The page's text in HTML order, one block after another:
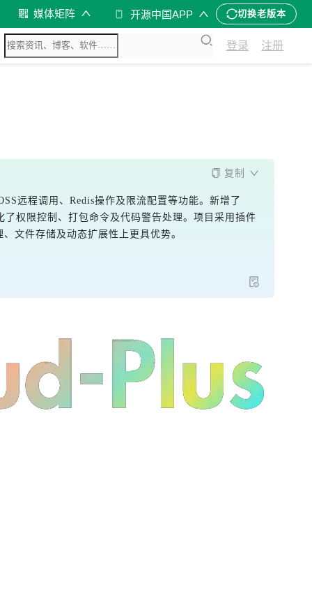
媒体矩阵 开源中国APP 切换老版本
登录 注册
复制
远程调用、Redis操作及限流配置等功能。新增了
权限控制、打包命令及代码警告处理。项目采用插件
文件存储及动态扩展性上更具优势。